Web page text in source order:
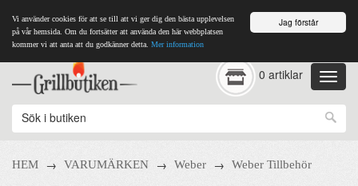
Jag förstår
Vi använder cookies för att se till att vi ger dig den bästa upplevelsen
på vår hemsida. Om du fortsätter att använda den här webbplatsen
kommer vi att anta att du godkänner detta. Mer information
0 artiklar
HEM → VARUMÄRKEN → Weber → Weber Tillbehör